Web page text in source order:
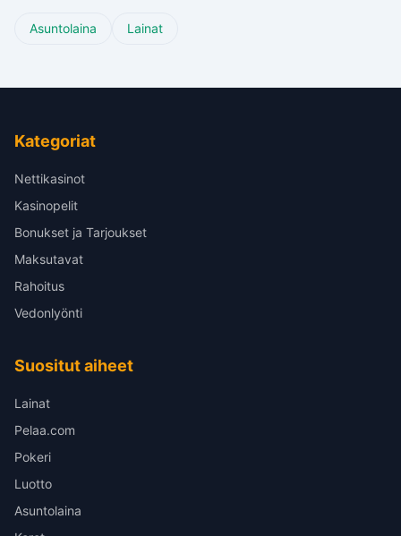
Asuntolaina Lainat
Kategoriat
Nettikasinot
Kasinopelit
Bonukset ja Tarjoukset
Maksutavat
Rahoitus
Vedonlyönti
Suositut aiheet
Lainat
Pelaa.com
Pokeri
Luotto
Asuntolaina